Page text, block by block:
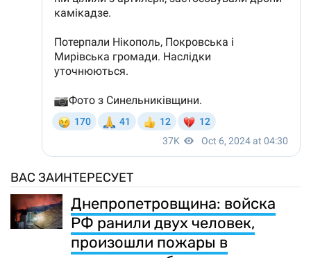
ВАС ЗАИНТЕРЕСУЕТ
Днепропетровщина: войска
РФ ранили двух человек,
произошли пожары в